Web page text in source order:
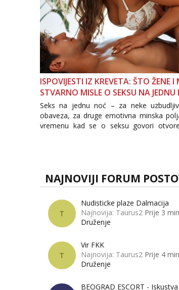
ISPOVIJESTI IZ KREVETA: ŠTO ŽENE I
STVARNO MISLE O SEKSU NA JEDNU
Seks na jednu noć – za neke
obaveza, za druge emotivna minska
vremenu kad se o seksu govori
tema „jedne noći strasti“ i dalje izaziva
NAJNOVIJI FORUM
T
Nudisticke plaze Dalmacija
Najnovija: Taurus2 Prije 3
Druženje
T
Vir FKK
Najnovija: Taurus2 Prije 4
Druženje
BEOGRAD ESCORT -